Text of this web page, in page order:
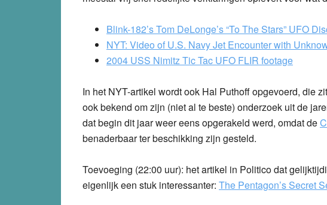
Blink-182’s Tom DeLonge’s “To The Stars” UFO
NYT: Video of U.S. Navy Jet Encounter with
2004 USS Nimitz Tic Tac UFO FLIR footage
In het NYT-artikel wordt ook Hal Puthoff opgevoerd, die
ook bekend om zijn (niet al te beste) onderzoek uit de
dat begin dit jaar weer eens opgerakeld werd, omdat de
benaderbaar ter beschikking zijn gesteld.
Toevoeging (22:00 uur): het artikel in Politico dat
eigenlijk een stuk interessanter: The Pentagon’s Secret